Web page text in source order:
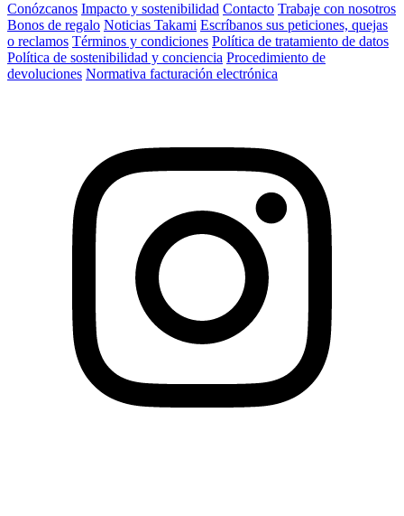
Conózcanos Impacto y sostenibilidad Contacto Trabaje con nosotros
Bonos de regalo Noticias Takami Escríbanos sus peticiones, quejas
o reclamos Términos y condiciones Política de tratamiento de datos
Política de sostenibilidad y conciencia Procedimiento de
devoluciones Normativa facturación electrónica